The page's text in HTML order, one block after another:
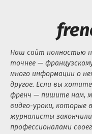
Наш сайт полностью
точнее —
много информации о
другое. Если вы
френч — пишите нам,
видео-уроки, которые
журналисты
профессионалами